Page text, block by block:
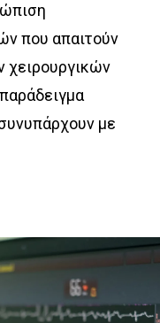
που απαιτούν
χειρουργικών
με